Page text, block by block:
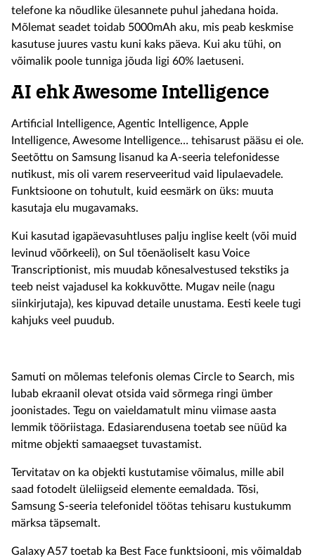
telefone ka nõudlike ülesannete puhul jahedana hoida.
Mõlemat seadet toidab 5000mAh aku, mis peab keskmise
kasutuse juures vastu kuni kaks päeva. Kui aku tühi, on
võimalik poole tunniga jõuda ligi 60% laetuseni.
AI ehk Awesome Intelligence
Artificial Intelligence, Agentic Intelligence, Apple
Intelligence, Awesome Intelligence… tehisarust pääsu ei ole.
Seetõttu on Samsung lisanud ka A-seeria telefonidesse
nutikust, mis oli varem reserveeritud vaid lipulaevadele.
Funktsioone on tohutult, kuid eesmärk on üks: muuta
kasutaja elu mugavamaks.
Kui kasutad igapäevasuhtluses palju inglise keelt (või muid
levinud võõrkeeli), on Sul tõenäoliselt kasu Voice
Transcriptionist, mis muudab kõnesalvestused tekstiks ja
teeb neist vajadusel ka kokkuvõtte. Mugav neile (nagu
siinkirjutaja), kes kipuvad detaile unustama. Eesti keele tugi
kahjuks veel puudub.
Samuti on mõlemas telefonis olemas Circle to Search, mis
lubab ekraanil olevat otsida vaid sõrmega ringi ümber
joonistades. Tegu on vaieldamatult minu viimase aasta
lemmik tööriistaga. Edasiarendusena toetab see nüüd ka
mitme objekti samaaegset tuvastamist.
Tervitatav on ka objekti kustutamise võimalus, mille abil
saad fotodelt üleliigseid elemente eemaldada. Tõsi,
Samsung S-seeria telefonidel töötas tehisaru kustukumm
märksa täpsemalt.
Galaxy A57 toetab ka Best Face funktsiooni, mis võimaldab